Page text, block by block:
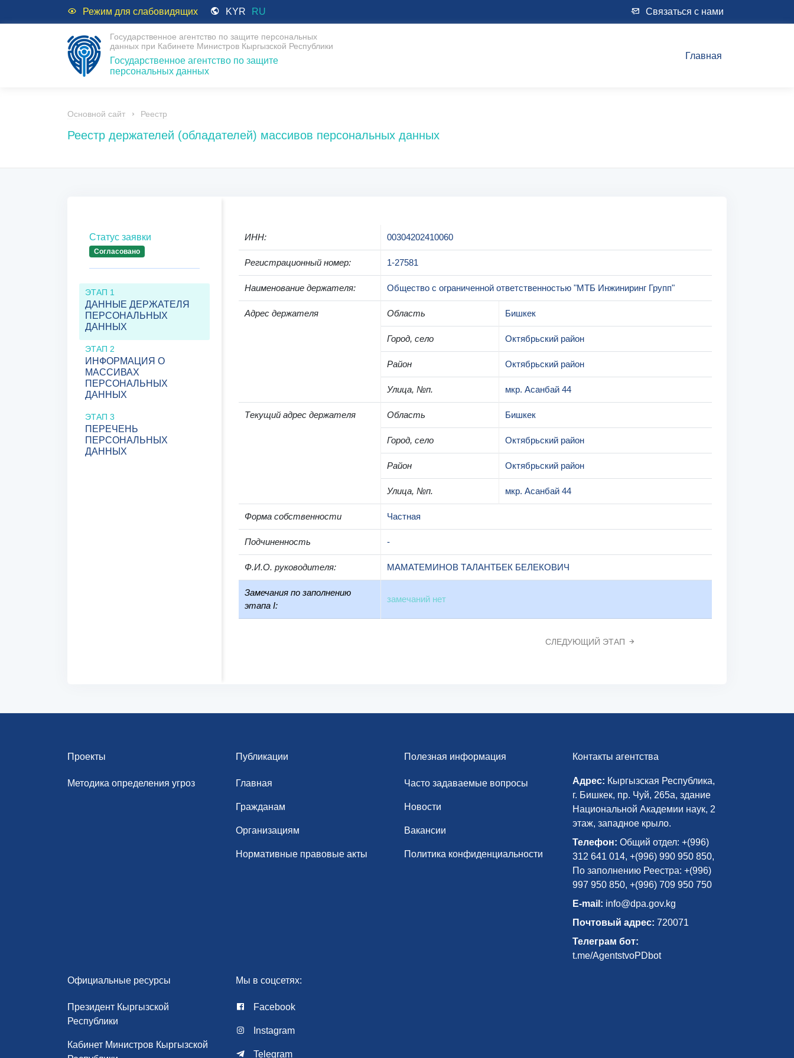
Режим для слабовидящих KYR RU Связаться с нами
Государственное агентство по защите персональных
данных при Кабинете Министров Кыргызской Республики
Государственное агентство по защите
персональных данных
Главная
Основной сайт Реестр
Реестр держателей (обладателей) массивов персональных данных
Статус заявки
Согласовано
ЭТАП 1
ДАННЫЕ ДЕРЖАТЕЛЯ
ПЕРСОНАЛЬНЫХ
ДАННЫХ
ЭТАП 2
ИНФОРМАЦИЯ О
МАССИВАХ
ПЕРСОНАЛЬНЫХ
ДАННЫХ
ЭТАП 3
ПЕРЕЧЕНЬ
ПЕРСОНАЛЬНЫХ
ДАННЫХ
ИНН: 00304202410060
Регистрационный номер: 1-27581
Наименование держателя: Общество с ограниченной ответственностью "МТБ Инжиниринг Групп"
Адрес держателя Область Бишкек
Город, село Октябрьский район
Район Октябрьский район
Улица, №п. мкр. Асанбай 44
Текущий адрес держателя Область Бишкек
Город, село Октябрьский район
Район Октябрьский район
Улица, №п. мкр. Асанбай 44
Форма собственности Частная
Подчиненность -
Ф.И.О. руководителя: МАМАТЕМИНОВ ТАЛАНТБЕК БЕЛЕКОВИЧ
Замечания по заполнению
этапа I:
замечаний нет
СЛЕДУЮЩИЙ ЭТАП
Проекты
Методика определения угроз
Публикации
Главная
Гражданам
Организациям
Нормативные правовые акты
Полезная информация
Часто задаваемые вопросы
Новости
Вакансии
Политика конфиденциальности
Контакты агентства
Адрес: Кыргызская Республика,
г. Бишкек, пр. Чуй, 265а, здание
Национальной Академии наук, 2
этаж, западное крыло.
Телефон: Общий отдел: +(996)
312 641 014, +(996) 990 950 850,
По заполнению Реестра: +(996)
997 950 850, +(996) 709 950 750
E-mail: info@dpa.gov.kg
Почтовый адрес: 720071
Телеграм бот:
t.me/AgentstvoPDbot
Официальные ресурсы
Президент Кыргызской
Республики
Кабинет Министров Кыргызской
Мы в соцсетях:
Facebook
Instagram
Telegram